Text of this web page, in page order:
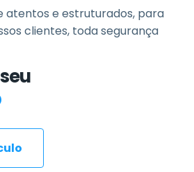
atentos e estruturados, para
clientes, toda segurança